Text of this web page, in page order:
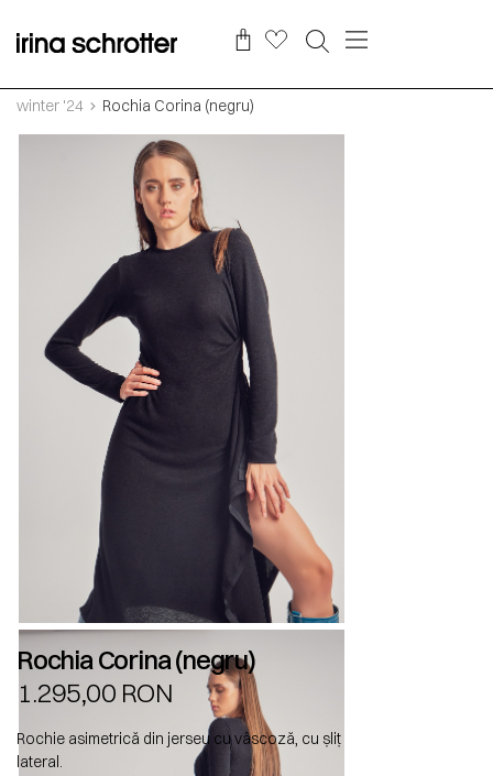
winter '24 Rochia Corina (negru)
Rochia Corina (negru)
1.295,00 RON
Rochie asimetrică din jerseu cu vâscoză, cu șliț
lateral.